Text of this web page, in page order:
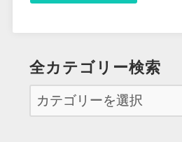
全カテゴリー検索